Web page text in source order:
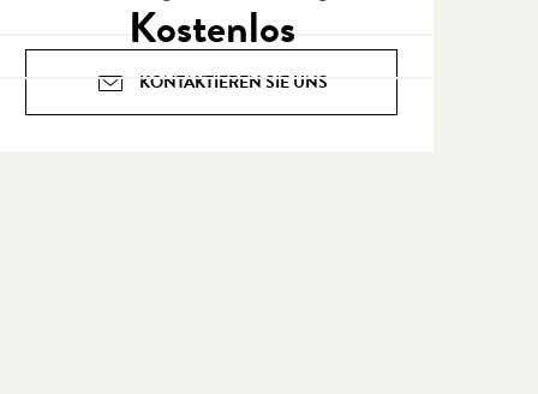
Kostenlos
KONTAKTIEREN SIE UNS